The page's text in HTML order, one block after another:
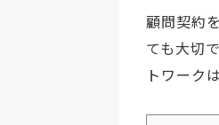
顧問契約
ても大切
トワーク